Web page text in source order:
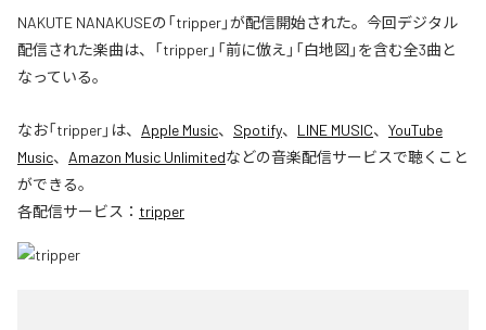
NAKUTE NANAKUSEの「tripper」が配信開始された。今回デジタル
配信された楽曲は、「tripper」「前に倣え」「白地図」を含む全3曲と
なっている。
なお「tripper」は、 Apple Music、 Spotify、 LINE MUSIC、 YouTube
Music、 Amazon Music Unlimitedなどの音楽配信サービスで聴くこと
ができる。
各配信サービス： tripper